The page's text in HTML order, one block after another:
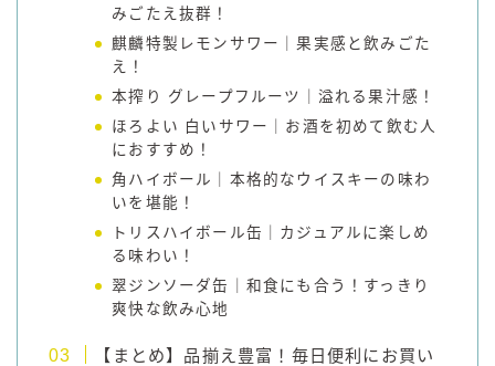
みごたえ抜群！
麒麟特製レモンサワー｜果実感と飲みごた
え！
本搾り グレープフルーツ｜溢れる果汁感！
ほろよい 白いサワー｜お酒を初めて飲む人
におすすめ！
角ハイボール｜本格的なウイスキーの味わ
いを堪能！
トリスハイボール缶｜カジュアルに楽しめ
る味わい！
翠ジンソーダ缶｜和食にも合う！すっきり
爽快な飲み心地
【まとめ】品揃え豊富！毎日便利にお買い